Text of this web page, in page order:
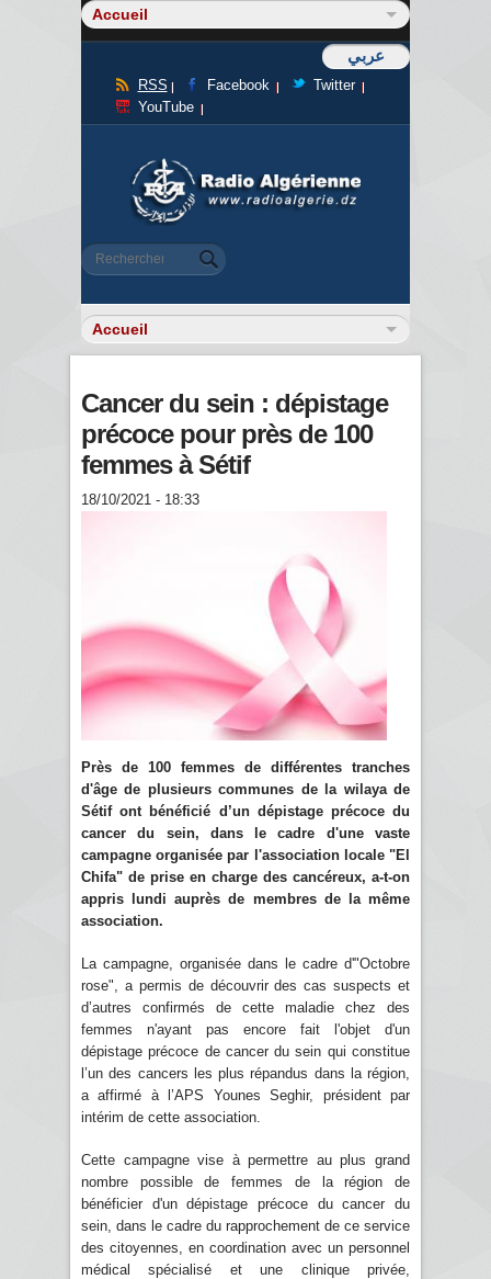
عربي
RSS Facebook
Twitter
YouTube
Formulaire de recherche
Rechercher
Cancer du sein : dépistage
précoce pour près de 100
femmes à Sétif
18/10/2021 - 18:33
Près de 100 femmes de différentes tranches
d'âge de plusieurs communes de la wilaya de
Sétif ont bénéficié d’un dépistage précoce du
cancer du sein, dans le cadre d'une vaste
campagne organisée par l'association locale "El
Chifa" de prise en charge des cancéreux, a-t-on
appris lundi auprès de membres de la même
association.
La campagne, organisée dans le cadre d'"Octobre
rose", a permis de découvrir des cas suspects et
d’autres confirmés de cette maladie chez des
femmes n'ayant pas encore fait l'objet d'un
dépistage précoce de cancer du sein qui constitue
l’un des cancers les plus répandus dans la région,
a affirmé à l’APS Younes Seghir, président par
intérim de cette association.
Cette campagne vise à permettre au plus grand
nombre possible de femmes de la région de
bénéficier d'un dépistage précoce du cancer du
sein, dans le cadre du rapprochement de ce service
des citoyennes, en coordination avec un personnel
médical spécialisé et une clinique privée,